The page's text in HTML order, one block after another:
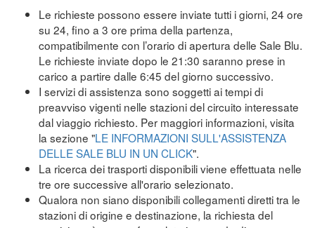
Le richieste possono essere inviate tutti i giorni, 24 ore
su 24, fino a 3 ore prima della partenza,
compatibilmente con l’orario di apertura delle Sale Blu.
Le richieste inviate dopo le 21:30 saranno prese in
carico a partire dalle 6:45 del giorno successivo.
I servizi di assistenza sono soggetti ai tempi di
preavviso vigenti nelle stazioni del circuito interessate
dal viaggio richiesto. Per maggiori informazioni, visita
la sezione "LE INFORMAZIONI SULL'ASSISTENZA
DELLE SALE BLU IN UN CLICK".
La ricerca dei trasporti disponibili viene effettuata nelle
tre ore successive all'orario selezionato.
Qualora non siano disponibili collegamenti diretti tra le
stazioni di origine e destinazione, la richiesta del